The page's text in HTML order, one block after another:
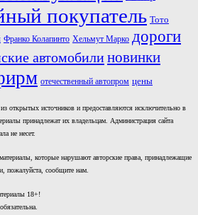
покупатель Тото
Франко Колапинто Хельмут Марко дороги
автомобилиновинки
отечественный автопром цены
открытых источников и предоставляются исключительно в
принадлежат их владельцам. Администрация сайта
не несет.
которые нарушают авторские права, принадлежащие
пожалуйста, сообщите нам.
18+!